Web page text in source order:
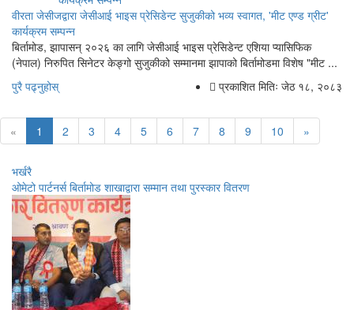
वीरता जेसीजद्वारा जेसीआई भाइस प्रेसिडेन्ट सुजुकीको भव्य स्वागत, 'मीट एण्ड ग्रीट'
कार्यक्रम सम्पन्न
बिर्तामोड, झापासन् २०२६ का लागि जेसीआई भाइस प्रेसिडेन्ट एशिया प्यासिफिक
(नेपाल) निरुपित सिनेटर केङ्गो सुजुकीको सम्मानमा झापाको बिर्तामोडमा विशेष "मीट ...
पुरै पढ्नुहोस्
प्रकाशित मितिः जेठ १८, २०८३
« 1 2 3 4 5 6 7 8 9 10 »
भर्खरै
ओमेटो पार्टनर्स बिर्तामोड शाखाद्वारा सम्मान तथा पुरस्कार वितरण